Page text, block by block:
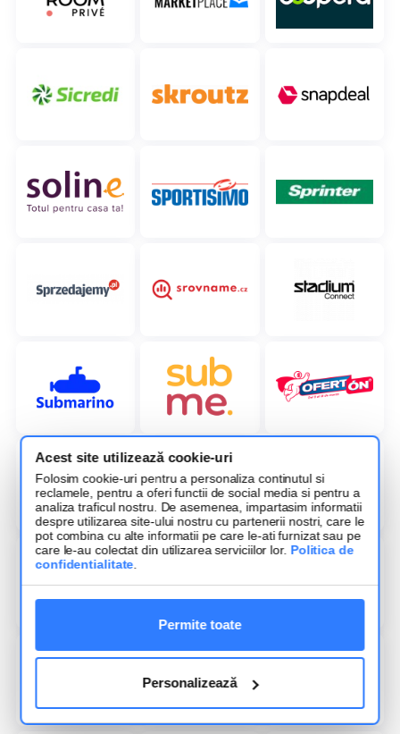
Acest site utilizează cookie-uri
Folosim cookie-uri pentru a personaliza continutul si
reclamele, pentru a oferi functii de social media si pentru a
analiza traficul nostru. De asemenea, impartasim informatii
despre utilizarea site-ului nostru cu partenerii nostri, care le
pot combina cu alte informatii pe care le-ati furnizat sau pe
care le-au colectat din utilizarea serviciilor lor. Politica de
confidentialitate
Permite toate
Personalizează